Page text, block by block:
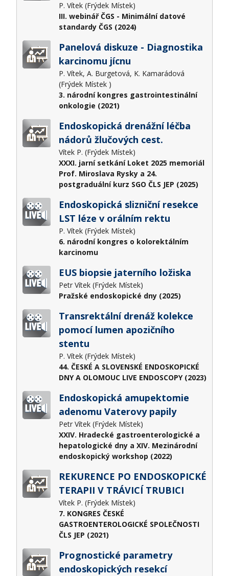
P. Vítek (Frýdek Místek)
III. webinář ČGS - Minimální datové
standardy ČGS (2024)
Panelová diskuze - Diagnostika
karcinomu jícnu
P. Vítek, A. Burgetová, K. Kamarádová
(Frýdek Místek )
3. národní kongres gastrointestinální
onkologie (2021)
Endoskopická drenážní léčba
nádorů žlučových cest.
Vítek P. (Frýdek Místek)
XXXI. jarní setkání Loket 2025 memoriál
Prof. Miroslava Rysky a 24.
postgraduální kurz SGO ČLS JEP (2025)
Endoskopická slizniční resekce
LST léze v orálním rektu
P. Vítek (Frýdek Místek)
6. národní kongres o kolorektálním
karcinomu
EUS biopsie jaterního ložiska
Petr Vítek (Frýdek Místek)
Pražské endoskopické dny (2025)
Transrektální drenáž kolekce
pomocí lumen apozičního
stentu
P. Vítek (Frýdek Místek)
44. ČESKÉ A SLOVENSKÉ ENDOSKOPICKÉ
DNY A OLOMOUC LIVE ENDOSCOPY (2023)
Endoskopická amupektomie
adenomu Vaterovy papily
Petr Vítek (Frýdek Místek)
XXIV. Hradecké gastroenterologické a
hepatologické dny a XIV. Mezinárodní
endoskopický workshop (2022)
REKURENCE PO ENDOSKOPICKÉ
TERAPII V TRÁVICÍ TRUBICI
Vítek P. (Frýdek Místek)
7. KONGRES ČESKÉ
GASTROENTEROLOGICKÉ SPOLEČNOSTI
ČLS JEP (2021)
Prognostické parametry
endoskopických resekcí